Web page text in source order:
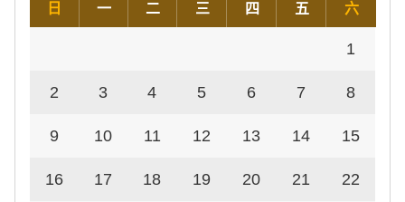
日 一 二 三 四 五 六
1
2 3 4 5 6 7 8
9 10 11 12 13 14 15
16 17 18 19 20 21 22